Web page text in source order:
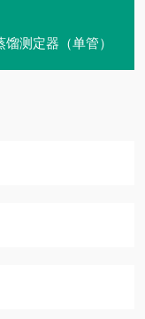
测定器（单管）